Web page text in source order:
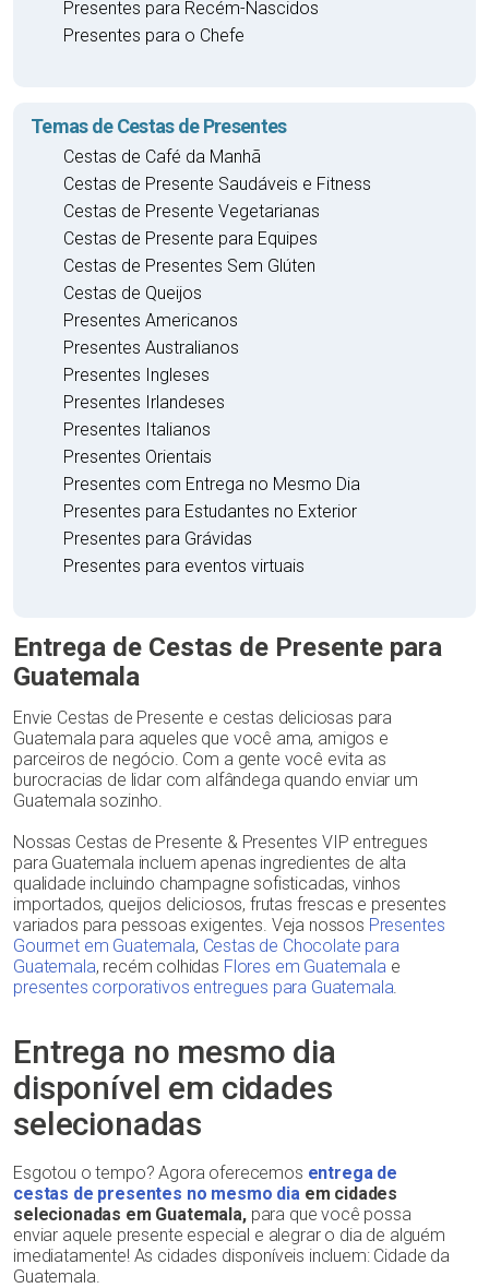
Presentes para Recém-Nascidos
Presentes para o Chefe
Temas de Cestas de Presentes
Cestas de Café da Manhã
Cestas de Presente Saudáveis e Fitness
Cestas de Presente Vegetarianas
Cestas de Presente para Equipes
Cestas de Presentes Sem Glúten
Cestas de Queijos
Presentes Americanos
Presentes Australianos
Presentes Ingleses
Presentes Irlandeses
Presentes Italianos
Presentes Orientais
Presentes com Entrega no Mesmo Dia
Presentes para Estudantes no Exterior
Presentes para Grávidas
Presentes para eventos virtuais
Entrega de Cestas de Presente para
Guatemala
Envie Cestas de Presente e cestas deliciosas para
Guatemala para aqueles que você ama, amigos e
parceiros de negócio. Com a gente você evita as
burocracias de lidar com alfândega quando enviar um
Guatemala sozinho.
Nossas Cestas de Presente & Presentes VIP entregues
para Guatemala incluem apenas ingredientes de alta
qualidade incluindo champagne sofisticadas, vinhos
importados, queijos deliciosos, frutas frescas e presentes
variados para pessoas exigentes. Veja nossos Presentes
Gourmet em Guatemala, Cestas de Chocolate para
Guatemala, recém colhidas Flores em Guatemalae
presentes corporativos entregues para Guatemala.
Entrega no mesmo dia
disponível em cidades
selecionadas
Esgotou o tempo? Agora oferecemos entrega de
cestas de presentes no mesmo diaem cidades
selecionadas em Guatemala,para que você possa
enviar aquele presente especial e alegrar o dia de alguém
imediatamente! As cidades disponíveis incluem: Cidade da
Guatemala.